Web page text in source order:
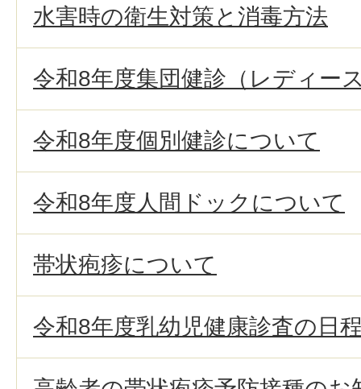
水害時の衛生対策と消毒方法
令和8年度集団健診（レディー
令和8年度個別健診について
令和8年度人間ドックについて
帯状疱疹について
令和8年度乳幼児健康診査の日